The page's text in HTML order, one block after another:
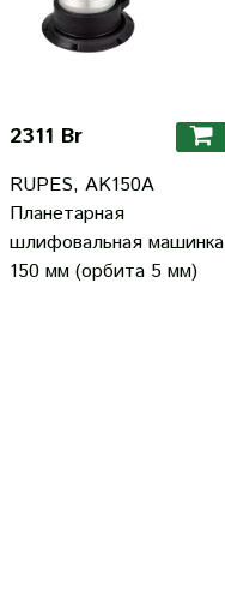
2311 Br
RUPES, AK150A
Планетарная
шлифовальная машинка
150 мм (орбита 5 мм)